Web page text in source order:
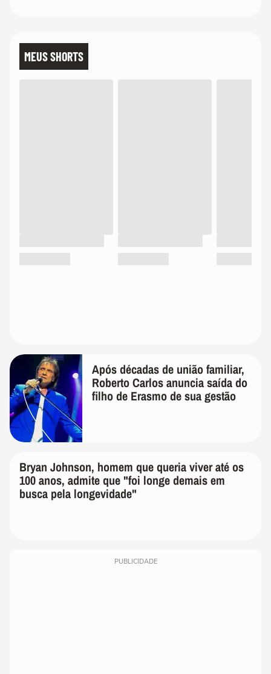
MEUS SHORTS
Após décadas de união familiar,
Roberto Carlos anuncia saída do
filho de Erasmo de sua gestão
Bryan Johnson, homem que
queria viver até os 100 anos,
admite que "foi longe demais em
PUBLICIDADE